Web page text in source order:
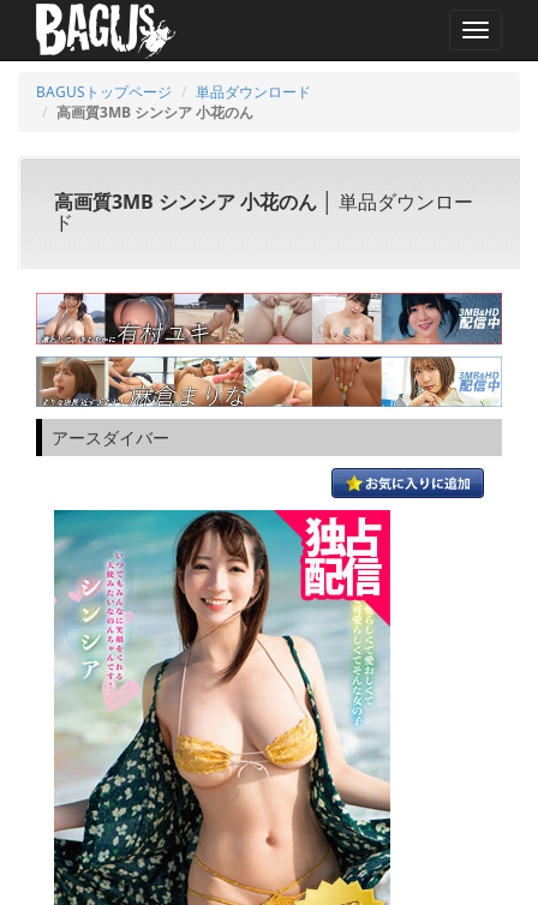
MENU
BAGUSトップページ
単品ダウンロード
高画質3MB シンシア 小花のん
高画質3MB シンシア 小花のん │ 単品ダウンロー
ド
アースダイバー